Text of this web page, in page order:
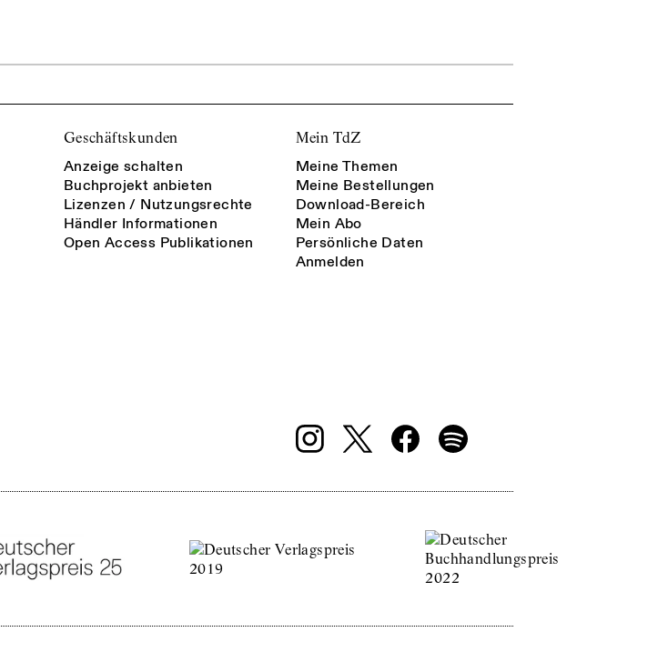
Geschäftskunden
Anzeige schalten
Buchprojekt anbieten
Lizenzen / Nutzungsrechte
Händler Informationen
Open Access Publikationen
Mein TdZ
Meine Themen
Meine Bestellungen
Download-Bereich
Mein Abo
Persönliche Daten
Anmelden